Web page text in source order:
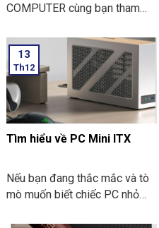
COMPUTER cùng bạn tham
không thể cập nhật sinh trắc
học trên ứng dụng ngân hàng
thường gặp nhé:
13
Th12
Tìm hiểu về PC Mini ITX
Nếu bạn đang thắc mắc và tò
mò muốn biết chiếc PC nhỏ